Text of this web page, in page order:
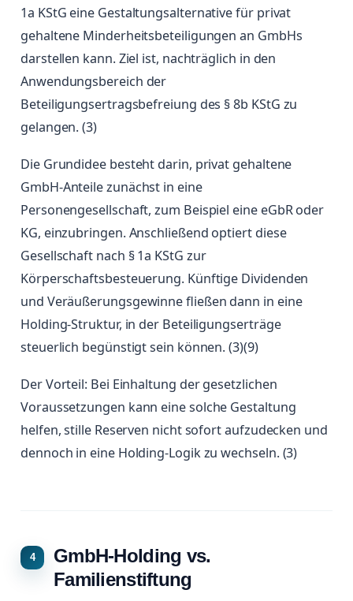
1a KStG eine Gestaltungsalternative für privat
gehaltene Minderheitsbeteiligungen an GmbHs
darstellen kann. Ziel ist, nachträglich in den
Anwendungsbereich der
Beteiligungsertragsbefreiung des § 8b KStG zu
gelangen. (3)
Die Grundidee besteht darin, privat gehaltene
GmbH-Anteile zunächst in eine
Personengesellschaft, zum Beispiel eine eGbR oder
KG, einzubringen. Anschließend optiert diese
Gesellschaft nach § 1a KStG zur
Körperschaftsbesteuerung. Künftige Dividenden
und Veräußerungsgewinne fließen dann in eine
Holding-Struktur, in der Beteiligungserträge
steuerlich begünstigt sein können. (3)(9)
Der Vorteil: Bei Einhaltung der gesetzlichen
Voraussetzungen kann eine solche Gestaltung
helfen, stille Reserven nicht sofort aufzudecken und
dennoch in eine Holding-Logik zu wechseln. (3)
GmbH-Holding vs.
Familienstiftung